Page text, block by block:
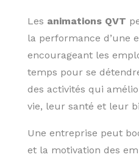
Les animations QVT
la performance d’une
encourageant les
temps pour se
des activités qui
vie, leur santé et leur
Une entreprise peut
et la motivation des